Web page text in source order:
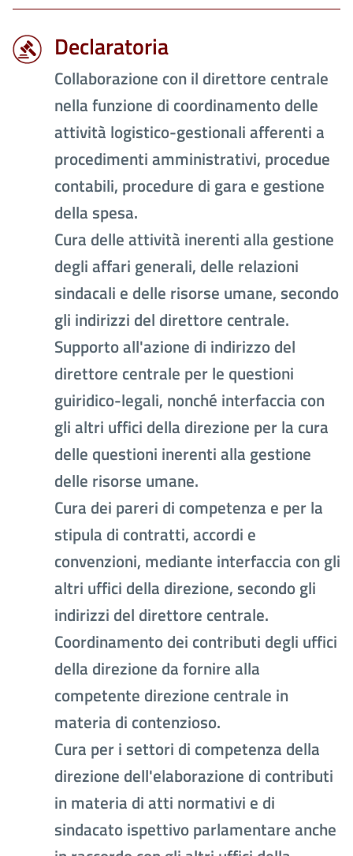
Declaratoria
Collaborazione con il direttore centrale
nella funzione di coordinamento delle
attività logistico-gestionali afferenti a
procedimenti amministrativi, procedue
contabili, procedure di gara e gestione
della spesa.
Cura delle attività inerenti alla gestione
degli affari generali, delle relazioni
sindacali e delle risorse umane, secondo
gli indirizzi del direttore centrale.
Supporto all'azione di indirizzo del
direttore centrale per le questioni
guiridico-legali, nonché interfaccia con
gli altri uffici della direzione per la cura
delle questioni inerenti alla gestione
delle risorse umane.
Cura dei pareri di competenza e per la
stipula di contratti, accordi e
convenzioni, mediante interfaccia con gli
altri uffici della direzione, secondo gli
indirizzi del direttore centrale.
Coordinamento dei contributi degli uffici
della direzione da fornire alla
competente direzione centrale in
materia di contenzioso.
Cura per i settori di competenza della
direzione dell'elaborazione di contributi
in materia di atti normativi e di
sindacato ispettivo parlamentare anche